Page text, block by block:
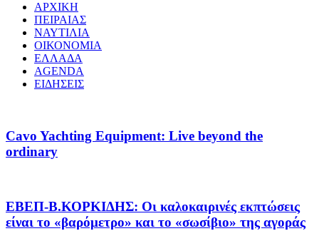
ΑΡΧΙΚΗ
ΠΕΙΡΑΙΑΣ
ΝΑΥΤΙΛΙΑ
ΟΙΚΟΝΟΜΙΑ
ΕΛΛΑΔΑ
AGENDA
ΕΙΔΗΣΕΙΣ
Cavo Yachting Equipment: Live beyond the
ordinary
EΒΕΠ-Β.ΚΟΡΚΙΔΗΣ: Οι καλοκαιρινές εκπτώσεις
είναι το «βαρόμετρο» και το «σωσίβιο» της αγοράς